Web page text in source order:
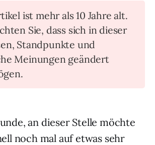
ist mehr als 10 Jahre alt.
Sie, dass sich in dieser
Standpunkte und
Meinungen geändert
an dieser Stelle möchte
noch mal auf etwas sehr